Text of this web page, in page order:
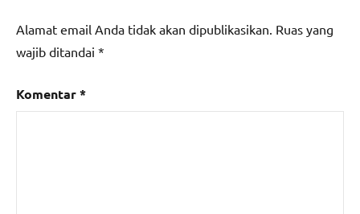
Alamat email Anda tidak akan dipublikasikan. Ruas yang
wajib ditandai *
Komentar*